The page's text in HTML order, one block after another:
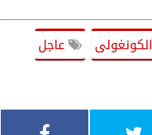
الكونغولى
عاجل